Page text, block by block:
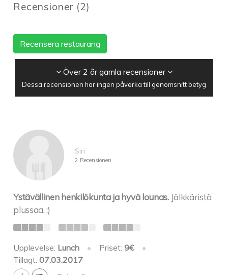
Recensioner (2)
Recensera restaurang
Över 2 år gamla recensioner
Dessa recensionen har ingen påverka till genomsnitt betyg
Siri
2 Recensionen
Ystävällinen henkilökunta ja hyvä lounas. Jälkkäristä
plussaa. :)
Upplevelse: Lunch • Priset: 9€
•
Tillagt:07.03.2017